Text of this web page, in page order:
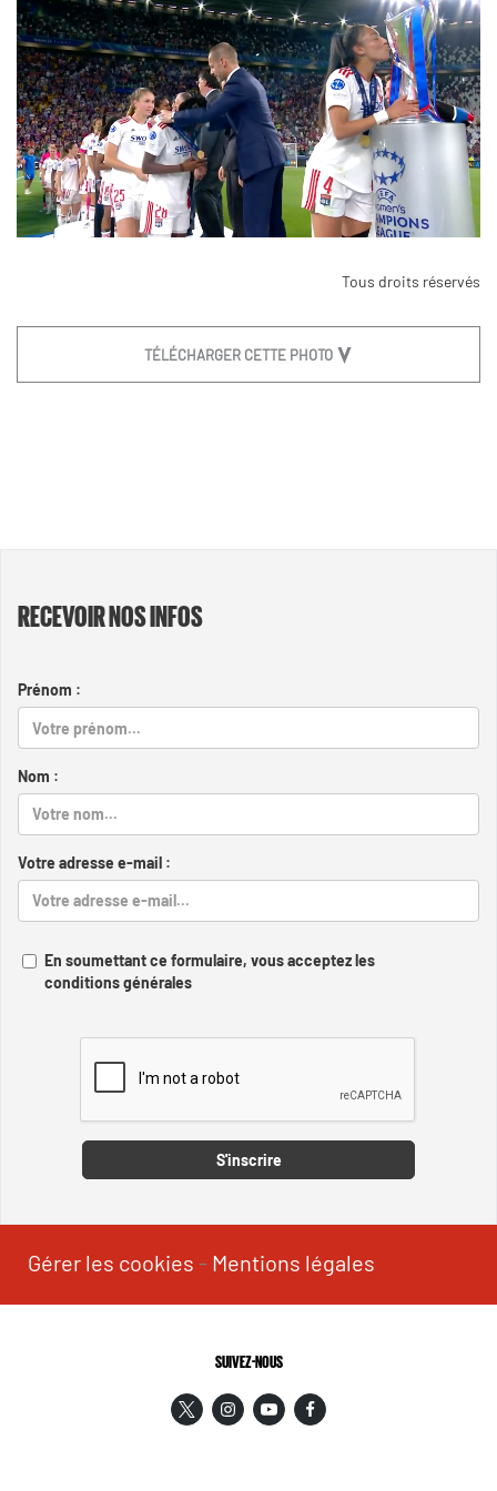
Tous droits réservés
TÉLÉCHARGER CETTE PHOTO
RECEVOIR NOS INFOS
Prénom :
Nom :
Votre adresse e-mail :
En soumettant ce formulaire, vous acceptez les
conditions générales
S'inscrire
Gérer les cookies - Mentions légales
SUIVEZ-NOUS